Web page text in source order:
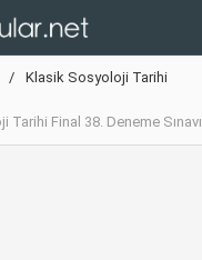
Klasik Sosyoloji Tarihi
Tarihi Final 38. Deneme Sınavı